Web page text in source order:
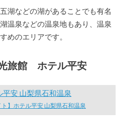
湖などの湖があることでも有名
温泉などの温泉地もあり、温泉
めのエリアです。
旅館 ホテル平安
ト】ホテル平安 山梨県石和温泉